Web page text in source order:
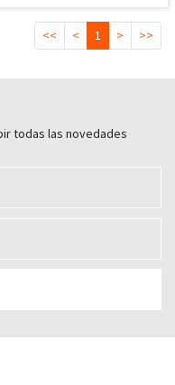
<< < 1 > >>
todas las novedades